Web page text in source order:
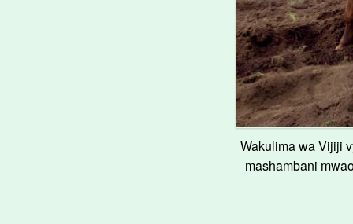
Wakulima wa Vijiji
mashambani